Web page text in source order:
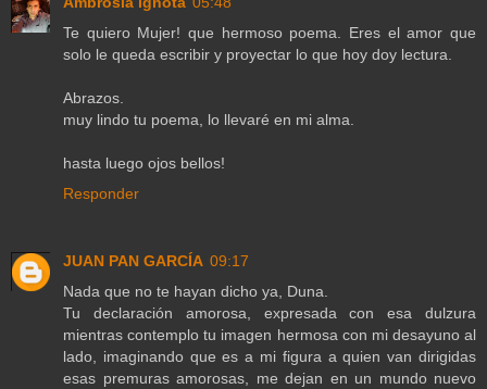
Te quiero Mujer! que hermoso poema. Eres el amor que
solo le queda escribir y proyectar lo que hoy doy lectura.
Abrazos.
muy lindo tu poema, lo llevaré en mi alma.
hasta luego ojos bellos!
Responder
JUAN PAN GARCÍA 09:17
Nada que no te hayan dicho ya, Duna.
Tu declaración amorosa, expresada con esa dulzura
mientras contemplo tu imagen hermosa con mi desayuno al
lado, imaginando que es a mi figura a quien van dirigidas
esas premuras amorosas, me dejan en un mundo nuevo